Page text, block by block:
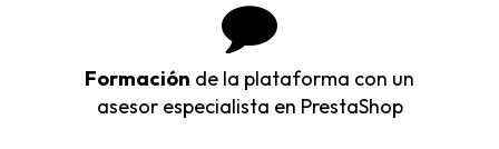
Formación de la plataforma con un
asesor especialista en PrestaShop